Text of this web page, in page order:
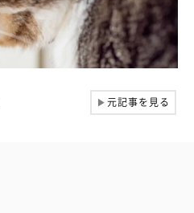
▶元記事を見る